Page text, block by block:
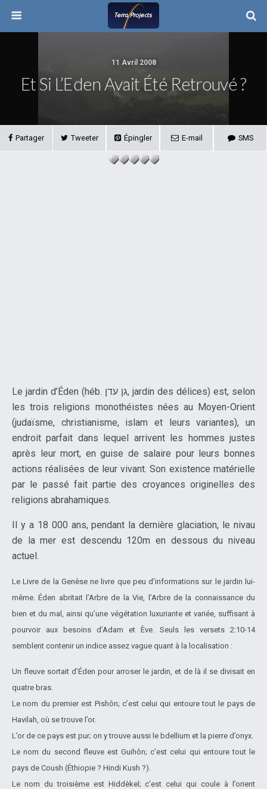
11 Avril 2008
Et Si L’Eden Avait Été Retrouvé ?
Partager Tweeter Épingler E-mail SMS
Le jardin d’Éden (héb. גן עדן, jardin des délices) est, selon
les trois religions monothéistes nées au Moyen-Orient
(judaïsme, christianisme, islam et leurs variantes), un
endroit parfait dans lequel arrivent les hommes justes
après leur mort, en guise de salaire pour leurs bonnes
actions réalisées de leur vivant. Son existence matérielle
par le passé fait partie des croyances originelles des
religions abrahamiques.
Il y a 18 000 ans, pendant la dernière glaciation, le nivau
de la mer est descendu 120m en dessous du niveau
actuel.
Le Livre de la Genèse ne livre que peu d’informations sur le jardin lui-
même. Éden abritait l’Arbre de la Vie, l’Arbre de la connaissance du
bien et du mal, ainsi qu’une végétation luxuriante et variée, suffisant à
pourvoir aux besoins d’Adam et Ève. Seuls les versets 2:10-14
semblent contenir un indice assez vague quant à la localisation :
Un fleuve sortait d’Éden pour arroser le jardin, et de là il se divisait en
quatre bras.
Le nom du premier est Pishôn; c’est celui qui entoure tout le pays de
Havilah, où se trouve l’or.
L’or de ce pays est pur; on y trouve aussi le bdellium et la pierre d’onyx.
Le nom du second fleuve est Guihôn; c’est celui qui entoure tout le
pays de Coush (Éthiopie ? Hindi Kush ?).
Le nom du troisième est Hiddèkel; c’est celui qui coule à l’orient